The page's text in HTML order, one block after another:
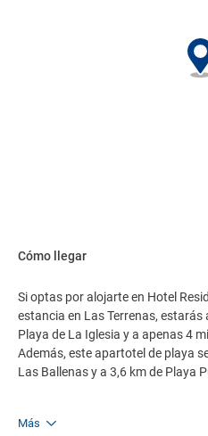
Cómo llegar
Si optas por alojarte en Hotel
estancia en Las Terrenas, estarás
Playa de La Iglesia y a apenas 4
Además, este apartotel de playa
Las Ballenas y a 3,6 km de Playa
Más